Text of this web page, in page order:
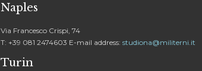
Naples
Via Francesco Crispi, 74
T: +39 081 2474603 E-mail address: studiona@militerni.it
Turin